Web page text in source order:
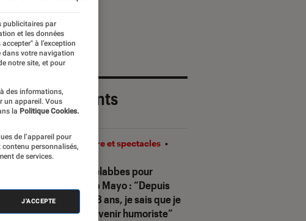
Les plus récents
Sofia Belabbes pour
Ketchup Mayo: “Depuis
que j’ai 8 ans, je sais que je
veux devenir humoriste”
Théâtre et spectacles •
publicitaires par
et les données
à l’exception
dans votre navigation
notre site, et pour
des informations,
un appareil. Vous
la Politique Cookies.
de l’appareil pour
personnalisés,
de services.
J'ACCEPTE